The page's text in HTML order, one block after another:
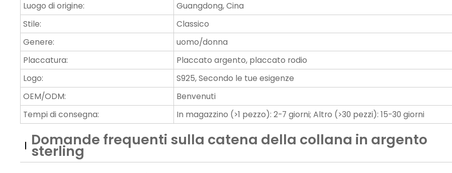
Luogo di origine:
Guangdong, Cina
Stile:
Classico
Genere:
uomo/donna
Placcatura:
Placcato argento, placcato rodio
Logo:
S925, Secondo le tue esigenze
OEM/ODM:
Benvenuti
Tempi di consegna:
In magazzino (>1 pezzo): 2-7 giorni; Altro (>30 pezzi): 15-30 giorni
Domande frequenti sulla catena della collana in argento
sterling